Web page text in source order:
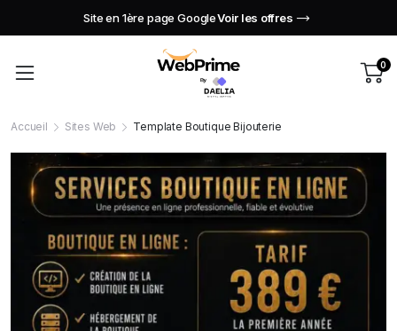
Site en 1ère page GoogleVoir les offres
0
Accueil Sites Web Template Boutique Bijouterie